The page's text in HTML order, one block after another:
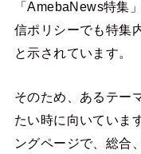
「AmebaNews特集
信ポリシーでも特集
と示されています。
そのため、あるテー
たい時に向いていま
ングページで、総合